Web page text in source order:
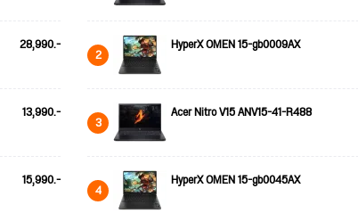
28,990.-
13,990.-
15,990.-
2 HyperX OMEN 15-gb0009AX
3 Acer Nitro V15 ANV15-41-R488
4 HyperX OMEN 15-gb0045AX